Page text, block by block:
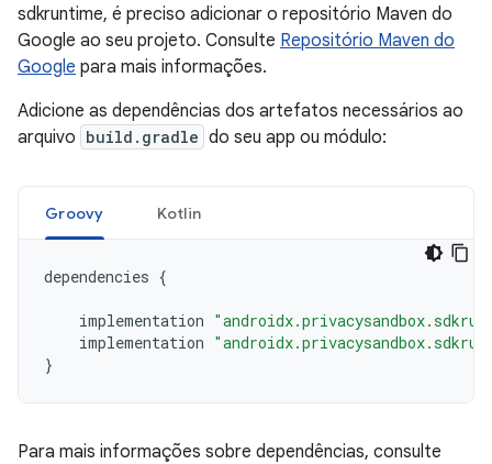
sdkruntime, é preciso adicionar o repositório Maven do
Google ao seu projeto. Consulte Repositório Maven do
Google para mais informações.
Adicione as dependências dos artefatos necessários ao
arquivo build.gradle do seu app ou módulo:
Groovy Kotlin
dependencies {
implementation
implementation
}
Para mais informações sobre dependências, consulte